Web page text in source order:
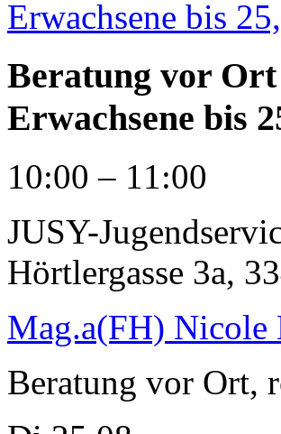
Erwachsene bis
Beratung vor
Erwachsene bis
10:00 – 11:00
JUSY-
Hörtlergasse 3a,
Mag.a(FH) Nicole
Beratung vor Ort,